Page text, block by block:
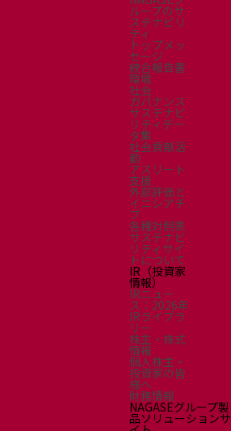
ループのサ
ステナビリ
ティ
トップメッ
セージ
統合報告書
環境
社会
ガバナンス
サステナビ
リティデー
タ集
社会貢献活
動
アスリート
支援
外部評価と
イニシアチ
ブ
各種対照表
サステナビ
リティサイ
トについて
IR（投資家
情報）
IRニュー
ス：2026年
IRライブラ
リー
株主・株式
情報
個人株主・
投資家の皆
様へ
財務情報
NAGASEグループ製
品ソリューションサ